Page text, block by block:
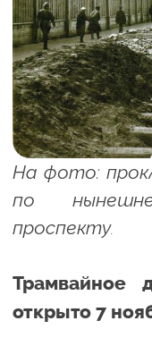
На фото:
по
проспекту.
Трамвайное
открыто 7